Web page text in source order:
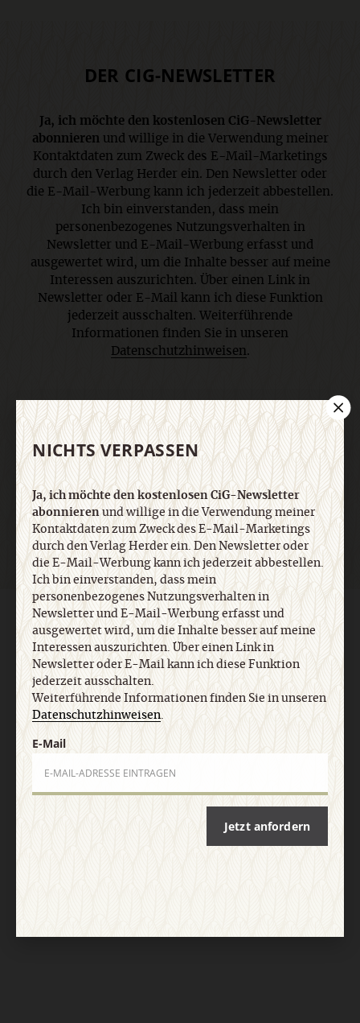
DER CIG-NEWSLETTER
Ja, ich möchte den kostenlosen CiG-Newsletter
abonnierenund willige in die Verwendung meiner
Kontaktdaten zum Zweck des E-Mail-Marketings
durch den Verlag Herder ein. Den Newsletter oder
die E-Mail-Werbung kann ich jederzeit abbestellen.
Ich bin einverstanden, dass mein
personenbezogenes Nutzungsverhalten in
Newsletter und E-Mail-Werbung erfasst und
ausgewertet wird, um die Inhalte besser auf meine
Interessen auszurichten. Über einen Link in
Newsletter oder E-Mail kann ich diese Funktion
jederzeit ausschalten. Weiterführende
Informationen finden Sie in unseren
Datenschutzhinweisen.
E-Mail
Jetzt anmelden
AGB und Widerrufsbelehrung Datenschutz
Barrierefreiheit
Impressum
Vertrag widerrufen
NICHTS VERPASSEN
Ja, ich möchte den kostenlosen CiG-Newsletter
abonnierenund willige in die Verwendung meiner
Kontaktdaten zum Zweck des E-Mail-Marketings
durch den Verlag Herder ein. Den Newsletter oder
die E-Mail-Werbung kann ich jederzeit abbestellen.
Ich bin einverstanden, dass mein
personenbezogenes Nutzungsverhalten in
Newsletter und E-Mail-Werbung erfasst und
ausgewertet wird, um die Inhalte besser auf meine
Interessen auszurichten. Über einen Link in
Newsletter oder E-Mail kann ich diese Funktion
jederzeit ausschalten.
Weiterführende Informationen finden Sie in unseren
Datenschutzhinweisen.
E-Mail
Jetzt anfordern